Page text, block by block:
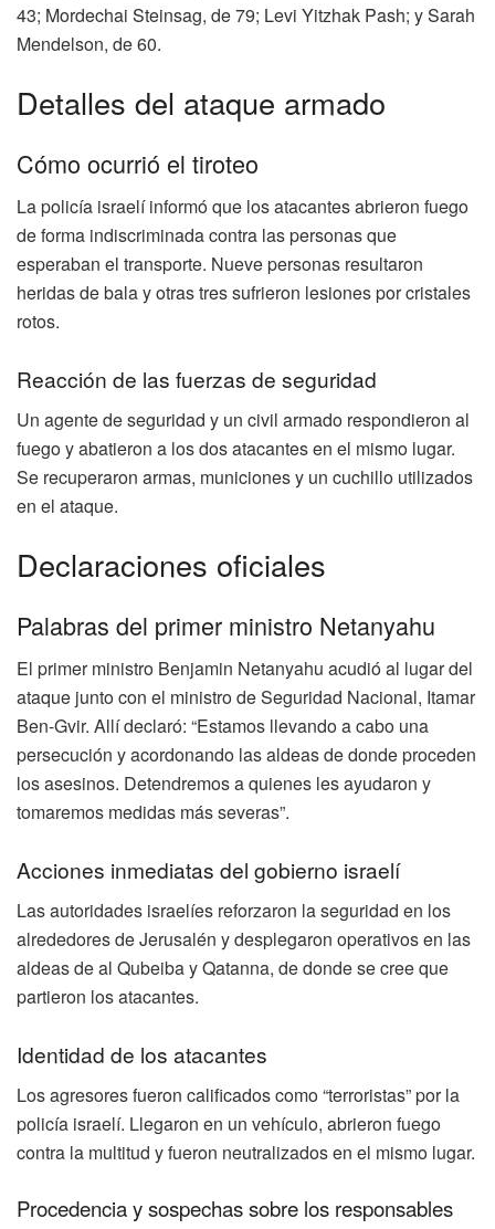
43; Mordechai Steinsag, de 79; Levi Yitzhak Pash; y Sarah
Mendelson, de 60.
Detalles del ataque armado
Cómo ocurrió el tiroteo
La policía israelí informó que los atacantes abrieron fuego
de forma indiscriminada contra las personas que
esperaban el transporte. Nueve personas resultaron
heridas de bala y otras tres sufrieron lesiones por cristales
rotos.
Reacción de las fuerzas de seguridad
Un agente de seguridad y un civil armado respondieron al
fuego y abatieron a los dos atacantes en el mismo lugar.
Se recuperaron armas, municiones y un cuchillo utilizados
en el ataque.
Declaraciones oficiales
Palabras del primer ministro Netanyahu
El primer ministro Benjamin Netanyahu acudió al lugar del
ataque junto con el ministro de Seguridad Nacional, Itamar
Ben-Gvir. Allí declaró: “Estamos llevando a cabo una
persecución y acordonando las aldeas de donde proceden
los asesinos. Detendremos a quienes les ayudaron y
tomaremos medidas más severas”.
Acciones inmediatas del gobierno israelí
Las autoridades israelíes reforzaron la seguridad en los
alrededores de Jerusalén y desplegaron operativos en las
aldeas de al Qubeiba y Qatanna, de donde se cree que
partieron los atacantes.
Identidad de los atacantes
Los agresores fueron calificados como “terroristas” por la
policía israelí. Llegaron en un vehículo, abrieron fuego
contra la multitud y fueron neutralizados en el mismo lugar.
Procedencia y sospechas sobre los responsables